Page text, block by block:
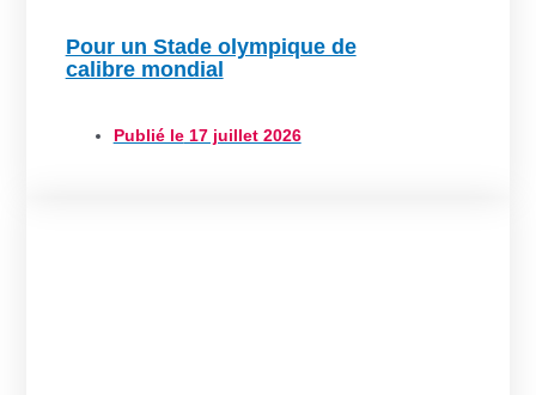
Pour un Stade olympique de
calibre mondial
Publié le17 juillet 2026